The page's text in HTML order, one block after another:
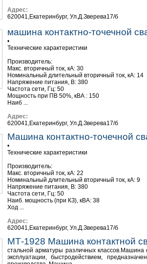
Адрес:
620041,Екатеринбург, Ул.Д.Зверева17/б
машина контактно-точечной
•
Технические характеристики
Производитель:
Макс. вторичный ток, кА: 30
Номинальный длительный вторичный ток, кА: 14
Напряжение питания, В: 380
Частота сети, Гц: 50
Мощность при ПВ 50%, кВА : 150
Наиб ...
Адрес:
620041,Екатеринбург, Ул.Д.Зверева17/б
Машина контактно-точечной
•
Технические характеристики
Производитель:
Макс. вторичный ток, кА: 22
Номинальный длительный вторичный ток, кА: 9
Напряжение питания, В: 380
Частота сети, Гц: 50
Наиб. мощность (при КЗ), кВА: 38
Ход ...
Адрес:
620041,Екатеринбург, Ул.Д.Зверева17/б
МТ-1928 Машина контактной
стальной арматуры различных классов.Машина
эксплуатации, быстродействием,